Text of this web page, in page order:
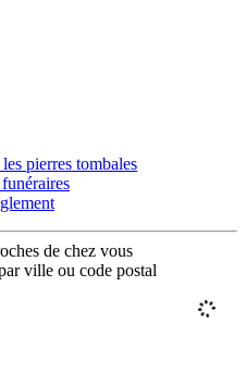
pierres tombales
de chez vous
ville ou code postal